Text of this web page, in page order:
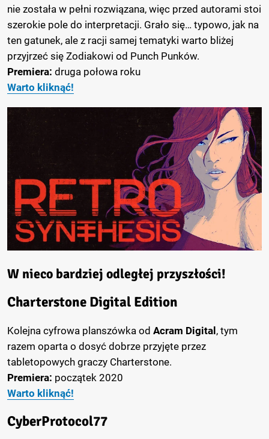
nie została w pełni rozwiązana, więc przed autorami stoi
szerokie pole do interpretacji. Grało się… typowo, jak na
ten gatunek, ale z racji samej tematyki warto bliżej
przyjrzeć się Zodiakowi od Punch Punków.
Premiera: druga połowa roku
Warto kliknąć!
W nieco bardziej odległej przyszłości!
Charterstone Digital Edition
Kolejna cyfrowa planszówka od Acram Digital, tym
razem oparta o dosyć dobrze przyjęte przez
tabletopowych graczy Charterstone.
Premiera: początek 2020
Warto kliknąć!
CyberProtocol77